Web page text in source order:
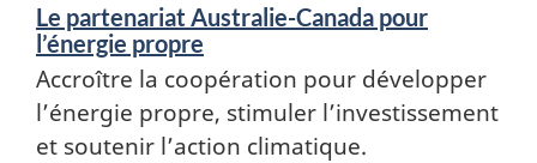
Le partenariat Australie-Canada pour
l’énergie propre
Accroître la coopération pour développer
l’énergie propre, stimuler l’investissement
et soutenir l’action climatique.